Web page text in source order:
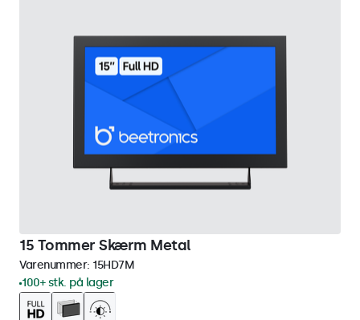
15 Tommer Skærm Metal
Varenummer: 15HD7M
100+ stk. på lager